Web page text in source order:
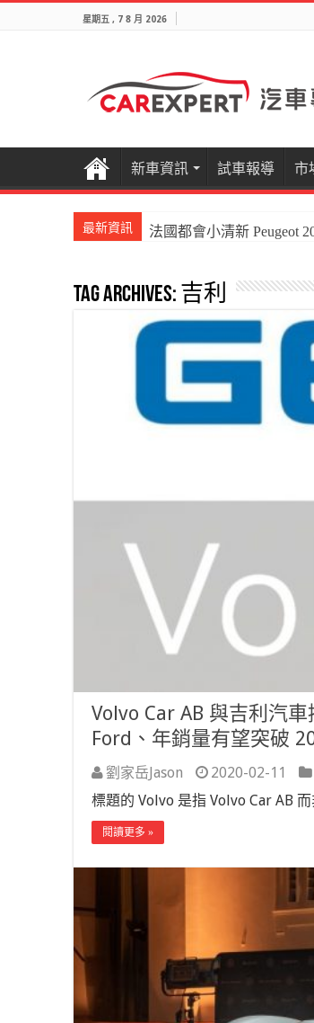
星期五 , 7 8 月 2026
新車資訊 試車報導 市
最新資訊 法國都會小清新 Peugeot
Tag Archives: 吉利
Volvo Car AB 與吉利汽
Ford、年銷量有望突破
劉家岳Jason 2020-02-11
標題的 Volvo 是指 Volvo Car AB
閱讀更多 »